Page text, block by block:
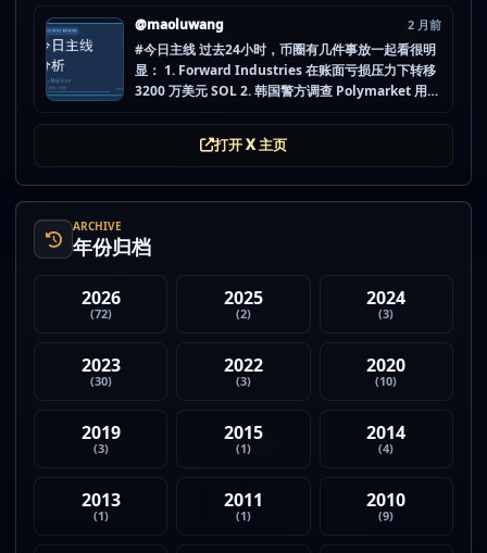
都没做扎实。 mao.lu/today-airdrop-selecti… #空
投项目 #...
@maoluwang 2 月前
#今日主线 过去24小时，币圈有几件事放一起看很明
显： 1. Forward Industries 在账面亏损压力下转移
3200 万美元 SOL 2. 韩国警方调查 Polymarket 用户
打开 X 主页
ARCHIVE
年份归档
2026
(72)
2025
(2)
2024
(3)
2023
(30)
2022
(3)
2020
(10)
2019
(3)
2015
(1)
2014
(4)
2013
(1)
2011
(1)
2010
(9)